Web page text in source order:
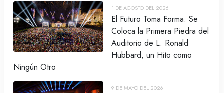
1 DE AGOSTO DEL 2026
El Futuro Toma Forma: Se
Coloca la Primera Piedra del
Auditorio de L. Ronald
Hubbard, un Hito como
Ningún Otro
9 DE MAYO DEL 2026